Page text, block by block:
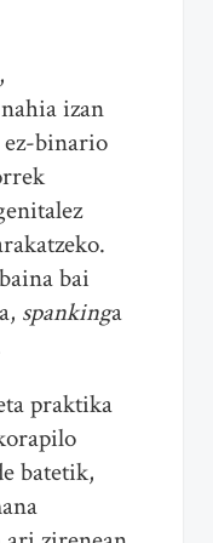
izan
ez-binario
bai
spankinga
praktika
batetik,